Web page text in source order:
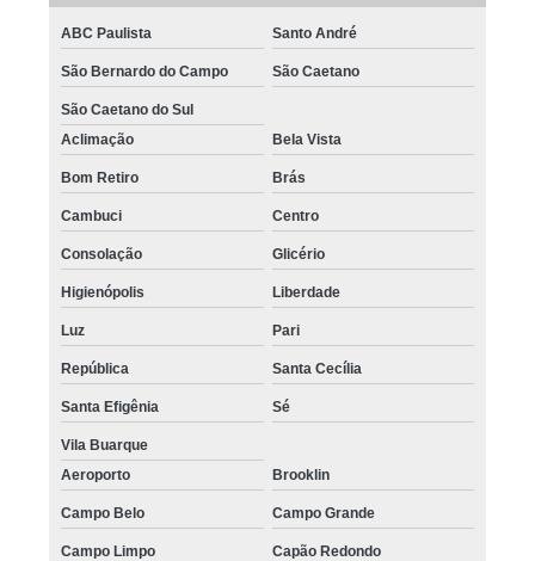
ABC Paulista Santo André
São Bernardo do Campo São Caetano
São Caetano do Sul
Aclimação
Bela Vista
Bom Retiro Brás
Cambuci Centro
Consolação Glicério
Higienópolis Liberdade
Luz Pari
República Santa Cecília
Santa Efigênia Sé
Vila Buarque
Aeroporto
Brooklin
Campo Belo Campo Grande
Campo Limpo Capão Redondo